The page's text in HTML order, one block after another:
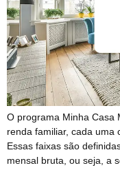
O programa Minha Casa
renda familiar, cada uma
Essas faixas são
mensal bruta, ou seja, a